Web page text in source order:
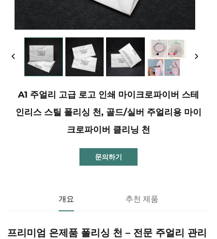
A1 주얼리 고급 로고 인쇄 마이크로파이버 스테
인리스 스틸 폴리싱 천, 골드/실버 주얼리용 마이
크로파이버 클리닝 천
문의하기
개요 추천 제품
프리미엄 은제품 폴리싱 천 – 전문 주얼리 관리